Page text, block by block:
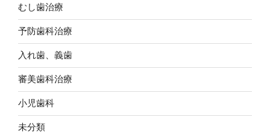
むし歯治療
予防歯科治療
入れ歯、義歯
審美歯科治療
小児歯科
未分類